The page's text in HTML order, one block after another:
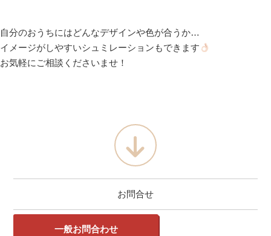
自分のおうちにはどんなデザインや色が合うか…
イメージがしやすいシュミレーションもできます
お気軽にご相談くださいませ！
お問合せ
一般お問合わせ